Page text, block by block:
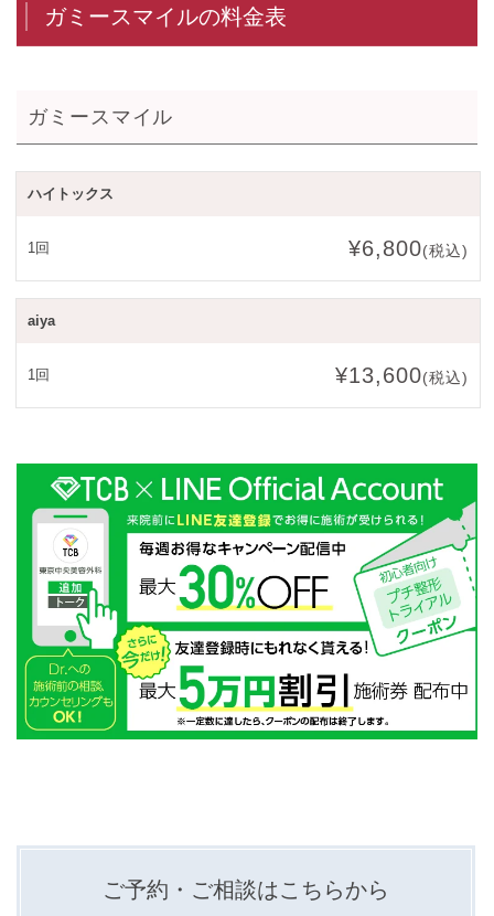
ガミースマイルの料金表
ガミースマイル
ハイトックス
1回 ¥6,800(税込)
aiya
1回 ¥13,600(税込)
ご予約・ご相談はこちらから